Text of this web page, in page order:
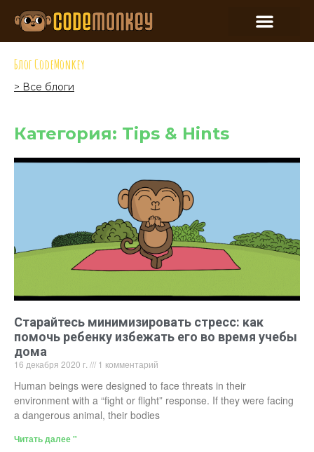
Блог CodeMonkey
> Все блоги
Категория: Tips & Hints
Старайтесь минимизировать стресс: как
помочь ребенку избежать его во время учебы
дома
16 декабря 2020 г. 1 комментарий
Human beings were designed to face threats in their
environment with a “fight or flight” response. If they were facing
a dangerous animal, their bodies
Читать далее "